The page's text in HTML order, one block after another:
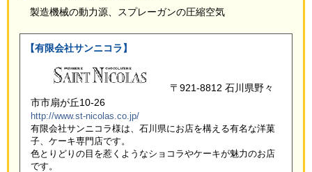
製造機械の動力源、スプレーガンの圧縮空気
【有限会社サンニコラ】
〒921-8812 石川県野々
市市扇が丘10-26
http://www.st-nicolas.co.jp/
有限会社サンニコラ様は、石川県にお店を構える有名な洋菓
子、ケーキ専門店です。
色とりどりの目を惹くようなショコラやケーキが魅力のお店
です。